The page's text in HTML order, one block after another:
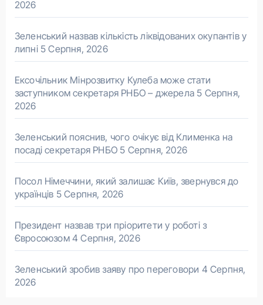
2026
Зеленський назвав кількість ліквідованих окупантів у
липні 5 Серпня, 2026
Ексочільник Мінрозвитку Кулеба може стати
заступником секретаря РНБО – джерела 5 Серпня,
2026
Зеленський пояснив, чого очікує від Клименка на
посаді секретаря РНБО 5 Серпня, 2026
Посол Німеччини, який залишає Київ, звернувся до
українців 5 Серпня, 2026
Президент назвав три пріоритети у роботі з
Євросоюзом 4 Серпня, 2026
Зеленський зробив заяву про переговори 4 Серпня,
2026